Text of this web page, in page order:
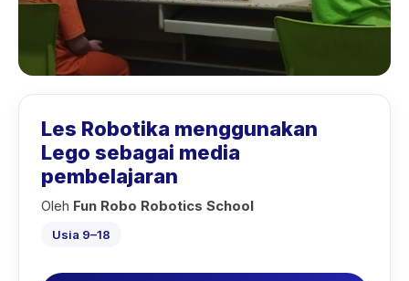
Les Robotika menggunakan
Lego sebagai media
pembelajaran
Oleh Fun Robo Robotics School
Usia 9–18